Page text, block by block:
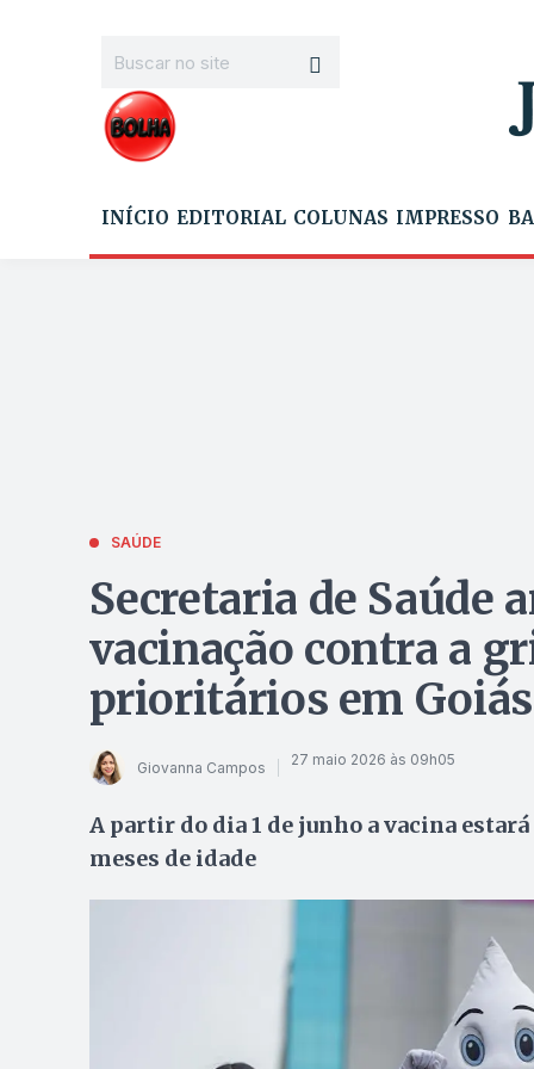
INÍCIO EDITORIAL COLUNAS IMPRESSO
SAÚDE
Secretaria de Saúde
vacinação contra a
prioritários em Goiás
Giovanna Campos 27 maio 2026 às 09h05
A partir do dia 1 de junho a vacina
meses de idade